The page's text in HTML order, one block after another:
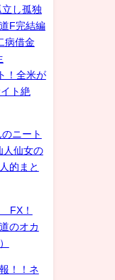
し孤独
F完結編
病借金
！全米が
ト絶
ニート
人仙女の
的まと
FX！
のオカ
！！ネ